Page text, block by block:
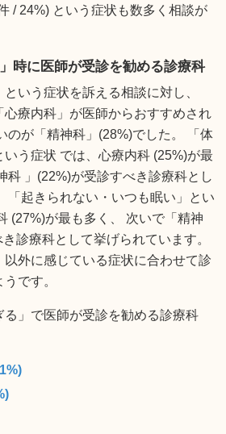
/ 24%) という症状も数多く相談が
時に医師が受診を勧める診療科
という症状を訴える相談に対し、
療内科」が医師からおすすめされ
のが「精神科」(28%)でした。 「体
う症状 では、心療内科 (25%)が最
科 」(22%)が受診すべき診療科とし
「起きられない・いつも眠い」とい
(27%)が最も多く、 次いで「精神
診療科として挙げられています。
以外に感じている症状に合わせて診
です。
」で医師が受診を勧める診療科